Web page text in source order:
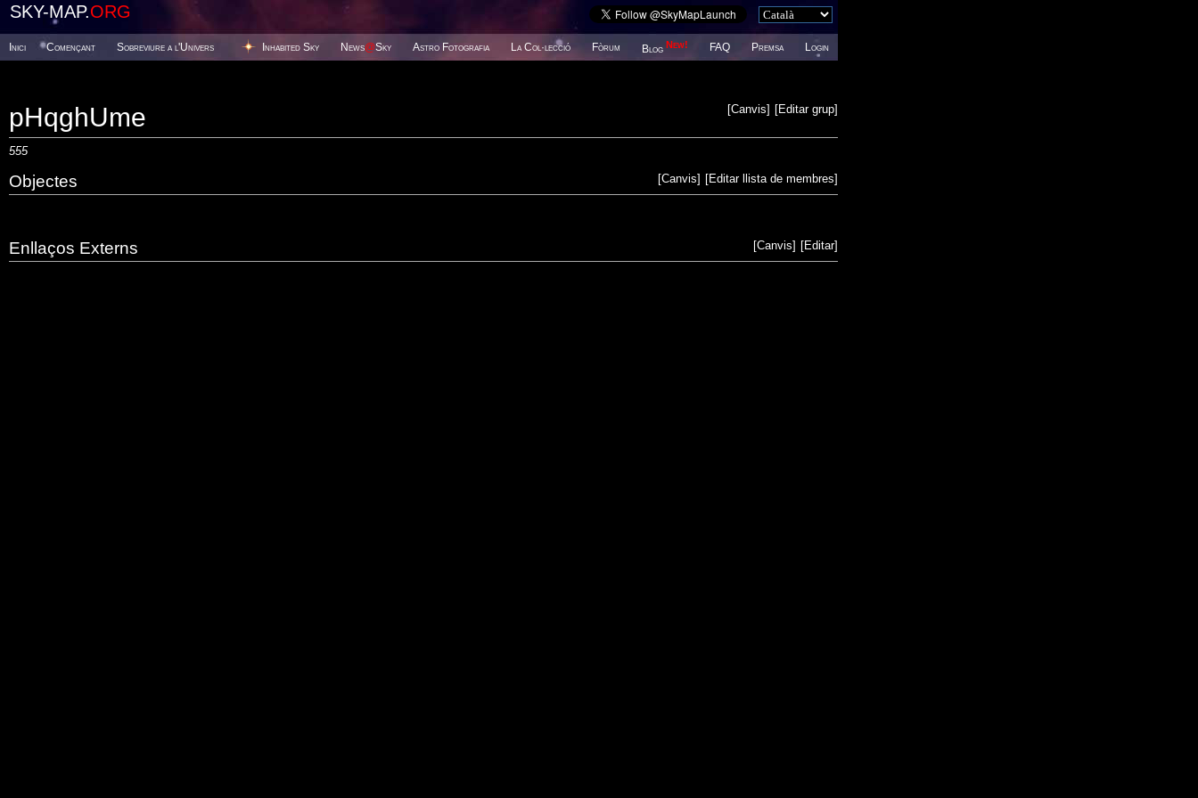
SKY-MAP.ORG
Inici Començant Sobreviure a l'Univers Inhabited Sky News@Sky Astro Fotografia La Col·lecció Fòrum Blog New! FAQ Premsa Login
[Editar grup]
[Canvis]
pHqghUme
555
[Editar llista de membres]
[Canvis]
Objectes
[Editar]
[Canvis]
Enllaços Externs